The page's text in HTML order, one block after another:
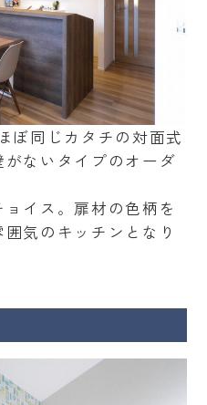
ぼ同じカタチの対面式
ないタイプのオーダ
イス。扉材の色柄を
気のキッチンとなり